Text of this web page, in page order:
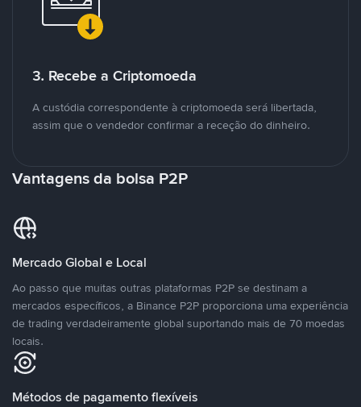
3. Recebe a Criptomoeda
A custódia correspondente à criptomoeda será libertada,
assim que o vendedor confirmar a receção do dinheiro.
Vantagens da bolsa P2P
Mercado Global e Local
Ao passo que muitas outras plataformas P2P se destinam a
mercados específicos, a Binance P2P proporciona uma experiência
de trading verdadeiramente global suportando mais de 70 moedas
locais.
Métodos de pagamento flexíveis